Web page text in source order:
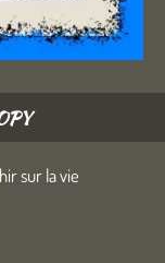
sur la vie